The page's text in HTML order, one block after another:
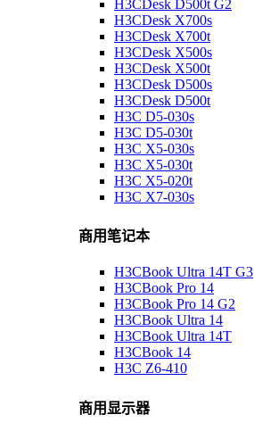
H3CDesk D500t G2
H3CDesk X700s
H3CDesk X700t
H3CDesk X500s
H3CDesk X500t
H3CDesk D500s
H3CDesk D500t
H3C D5-030s
H3C D5-030t
H3C X5-030s
H3C X5-030t
H3C X5-020t
H3C X7-030s
商用笔记本
H3CBook Ultra 14T G3
H3CBook Pro 14
H3CBook Pro 14 G2
H3CBook Ultra 14
H3CBook Ultra 14T
H3CBook 14
H3C Z6-410
商用显示器